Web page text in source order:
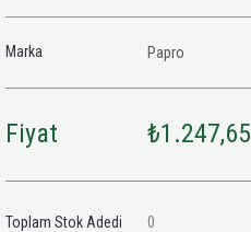
Marka Papro
Fiyat ₺1.247,65
Toplam Stok Adedi
0